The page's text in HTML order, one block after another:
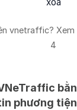
vnetraffic? Xem
4
phương tiện